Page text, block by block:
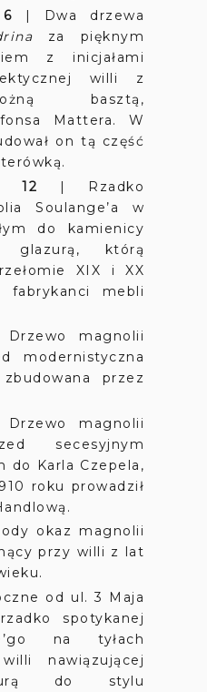
Dwa drzewa
za pięknym
z inicjałami
willi z
basztą,
Mattera. W
on tą część
12 | Rzadko
Soulange’a w
do kamienicy
glazurą, którą
XIX i XX
fabrykanci mebli
Drzewo magnolii
modernistyczna
przez
Drzewo magnolii
secesyjnym
do Karla Czepela,
roku prowadził
okaz magnolii
przy willi z lat
od ul. 3 Maja
spotykanej
na tyłach
nawiązującej
do stylu